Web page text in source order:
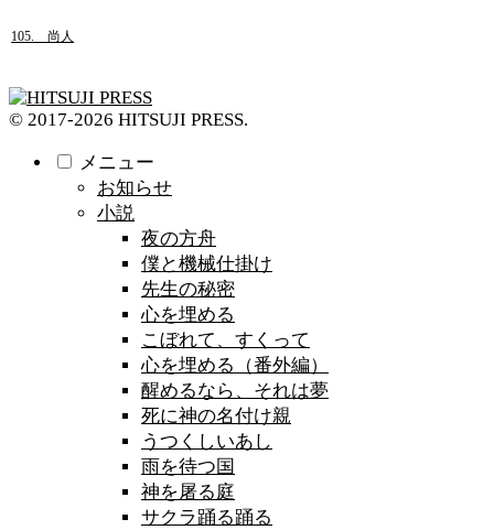
105. 尚人
© 2017-2026 HITSUJI PRESS.
メニュー
お知らせ
小説
夜の方舟
僕と機械仕掛け
先生の秘密
心を埋める
こぼれて、すくって
心を埋める（番外編）
醒めるなら、それは夢
死に神の名付け親
うつくしいあし
雨を待つ国
神を屠る庭
サクラ踊る踊る